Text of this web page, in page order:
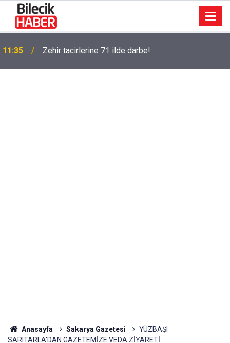
11:35 Zehir tacirlerine 71 ilde darbe!
Anasayfa Sakarya Gazetesi
YÜZBAŞI
SARITARLA'DAN GAZETEMİZE VEDA ZİYARETİ